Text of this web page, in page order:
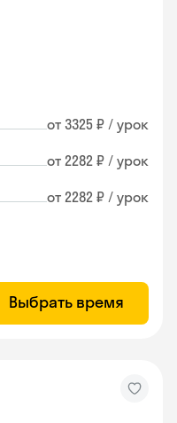
от 3325 ₽ / урок
от 2282 ₽ / урок
от 2282 ₽ / урок
Выбрать время